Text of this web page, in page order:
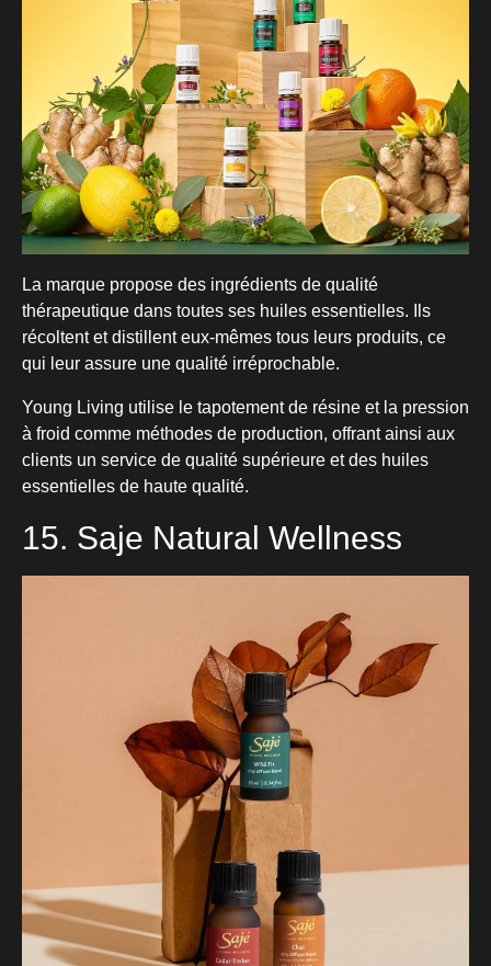
La marque propose des ingrédients de qualité
thérapeutique dans toutes ses huiles essentielles. Ils
récoltent et distillent eux-mêmes tous leurs produits, ce
qui leur assure une qualité irréprochable.
Young Living utilise le tapotement de résine et la pression
à froid comme méthodes de production, offrant ainsi aux
clients un service de qualité supérieure et des huiles
essentielles de haute qualité.
15. Saje Natural Wellness